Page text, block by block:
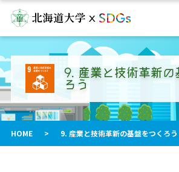
9. 産業と技術革新の
ろう
HOME > 9. 産業と技術革新の基盤をつくろう